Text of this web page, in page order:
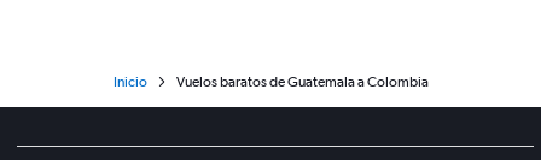
Inicio Vuelos baratos de Guatemala a Colombia